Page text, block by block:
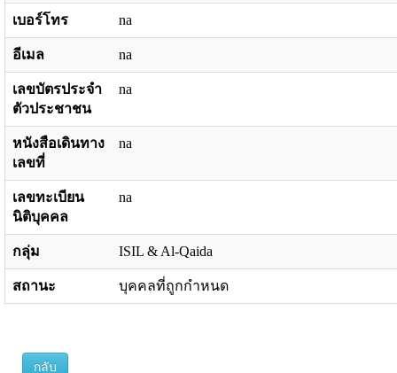
เบอร์โทร na
อีเมล na
เลขบัตรประจำ
ตัวประชาชน
na
หนังสือเดินทาง
เลขที่
na
เลขทะเบียน
นิติบุคคล
na
กลุ่ม ISIL & Al-Qaida
สถานะ บุคคลที่ถูกกำหนด
กลับ